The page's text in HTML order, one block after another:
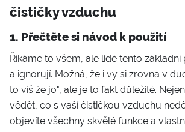
čističky vzduchu
1. Přečtěte si návod k použití
Říkáme to všem, ale lidé tento základní
a ignorují. Možná, že i vy si zrovna v
to víš že jo", ale je to fakt důležité.
vědět, co s vaší čističkou vzduchu
objevíte všechny skvělé funkce a